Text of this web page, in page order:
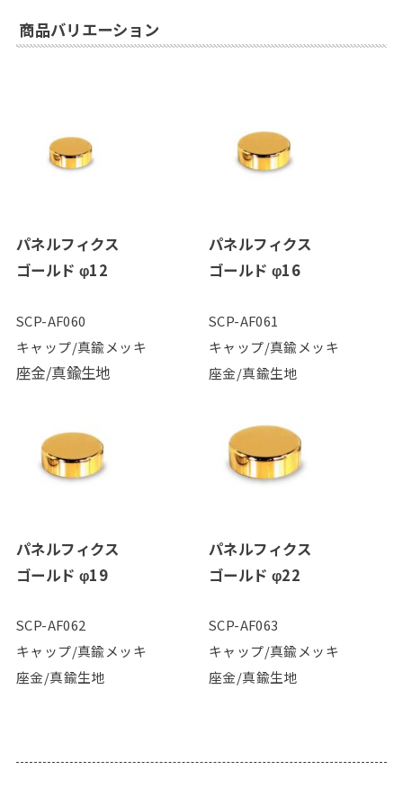
商品バリエーション
パネルフィクス
ゴールド φ12
SCP-AF060
キャップ/真鍮メッキ
座金/真鍮生地
パネルフィクス
ゴールド φ16
SCP-AF061
キャップ/真鍮メッキ
座金/真鍮生地
パネルフィクス
ゴールド φ19
SCP-AF062
キャップ/真鍮メッキ
座金/真鍮生地
パネルフィクス
ゴールド φ22
SCP-AF063
キャップ/真鍮メッキ
座金/真鍮生地